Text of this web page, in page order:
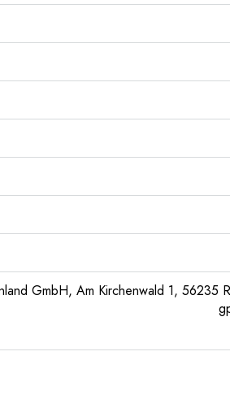
GmbH, Am Kirchenwald 1, 56235